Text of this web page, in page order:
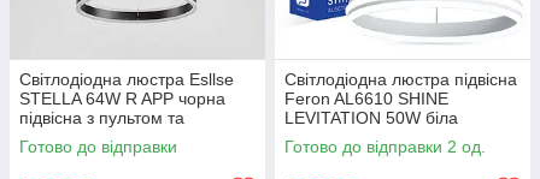
Світлодіодна люстра Esllse
STELLA 64W R APP чорна
підвісна з пультом та
додатком для телефону
400Х1200-BLACK/WHITE-
Готово до відправки
Світлодіодна люстра підвісна
Feron AL6610 SHINE
LEVITATION 50W біла
Ø500×1200мм 3200Lm
нейтральне світло 4000K
Готово до відправки 2 од.